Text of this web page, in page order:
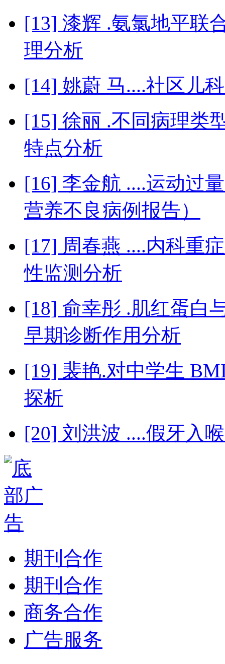
[13] 漆辉 .氨氯地平联
理分析
[14] 姚蔚 马....社区儿
[15] 徐丽 .不同病理类
特点分析
[16] 李金航 ....运动过
营养不良病例报告）
[17] 周春燕 ....内科重
性监测分析
[18] 俞幸彤 .肌红蛋白
早期诊断作用分析
[19] 裴艳.对中学生
探析
[20] 刘洪波 ....假牙入
期刊合作
期刊合作
商务合作
广告服务